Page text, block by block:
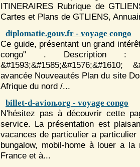
ITINERAIRES Rubrique de
Cartes et Plans de GTLIENS,
diplomatie.gouv.fr - voyage congo
Ce guide, présentant un grand
congo" . Description :
&#1593;&#1585;&#1576;&#1610;
avancée Nouveautés Plan du site
Afrique du nord /...
billet-d-avion.org - voyage congo
N'hésitez pas à découvrir cette
service. La présentation est
vacances de particulier a
bungalow, mobil-home à louer a
France et à...